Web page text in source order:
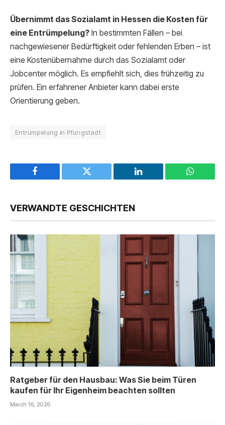
Übernimmt das Sozialamt in Hessen die Kosten für
eine Entrümpelung? In bestimmten Fällen – bei
nachgewiesener Bedürftigkeit oder fehlenden Erben – ist
eine Kostenübernahme durch das Sozialamt oder
Jobcenter möglich. Es empfiehlt sich, dies frühzeitig zu
prüfen. Ein erfahrener Anbieter kann dabei erste
Orientierung geben.
Entrümpelung in Pfungstadt
Facebook Twitter LinkedIn
VERWANDTE GESCHICHTEN
Ratgeber für den Hausbau: Was Sie beim Türen
kaufen für Ihr Eigenheim beachten sollten
March 16, 2026